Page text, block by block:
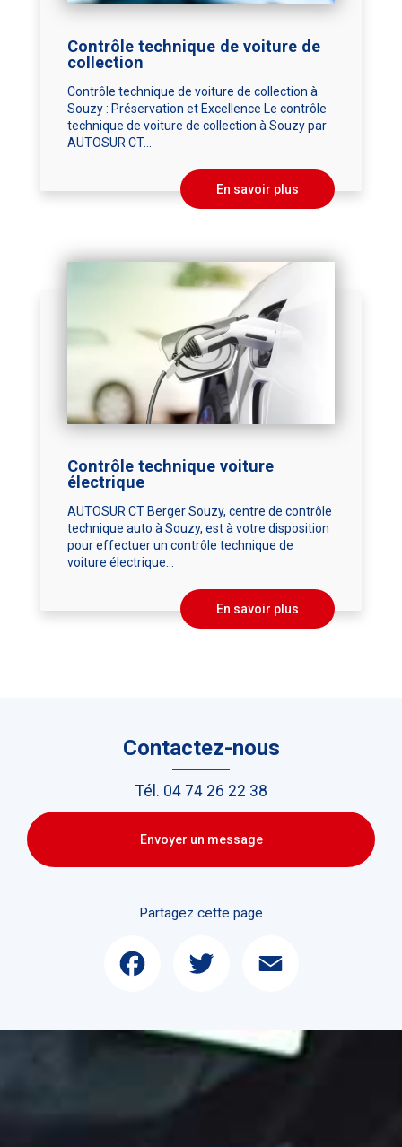
Contrôle technique de voiture de
collection
Contrôle technique de voiture de collection à
Souzy : Préservation et Excellence Le contrôle
technique de voiture de collection à Souzy par
AUTOSUR CT...
En savoir plus
Contrôle technique voiture
électrique
AUTOSUR CT Berger Souzy, centre de contrôle
technique auto à Souzy, est à votre disposition
pour effectuer un contrôle technique de
voiture électrique...
En savoir plus
Contactez-nous
Tél. 04 74 26 22 38
Envoyer un message
Partagez cette page